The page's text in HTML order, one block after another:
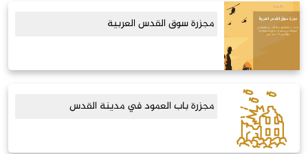
مجزرة سوق القدس العربية
مجزرة باب العمود في مدينة القدس